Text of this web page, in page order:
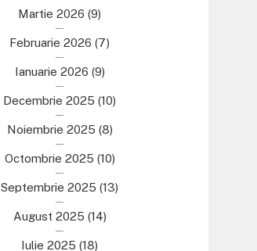
Martie 2026 (9)
Februarie 2026 (7)
Ianuarie 2026 (9)
Decembrie 2025 (10)
Noiembrie 2025 (8)
Octombrie 2025 (10)
Septembrie 2025 (13)
August 2025 (14)
Iulie 2025 (18)